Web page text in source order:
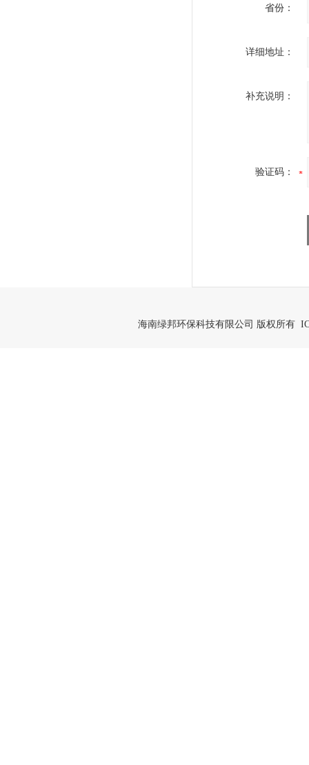
省份：
详细地址：
补充说明：
验证码：
海南绿邦环保科技有限公司 版权所有